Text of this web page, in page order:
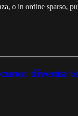
o in ordine sparso,
diventa te